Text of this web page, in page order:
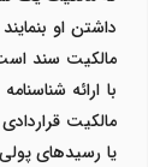
داشتن او
مالکیت سند
با ارائه
مالکیت
یا رسیدهای